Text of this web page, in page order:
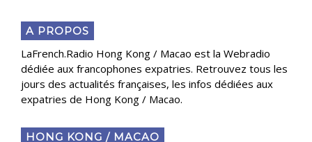
A PROPOS
LaFrench.Radio Hong Kong / Macao est la Webradio
dédiée aux francophones expatries. Retrouvez tous les
jours des actualités françaises, les infos dédiées aux
expatries de Hong Kong / Macao.
HONG KONG / MACAO